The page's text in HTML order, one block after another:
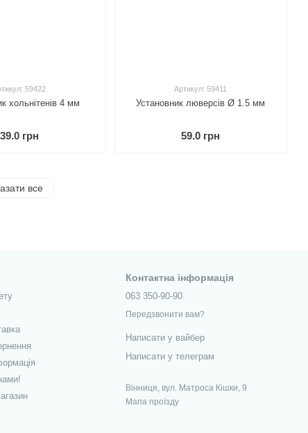
59422
хольнітенів 4 мм
39.0 грн
Артикул: 59411
Установник люверсів Ø 1.5 мм
59.0 грн
все
Контактна інформація
063 350-90-90
Передзвонити вам?
Написати у вайбер
Написати у телеграм
Вінниця, вул. Матроса Кішки, 9
Мапа проїзду